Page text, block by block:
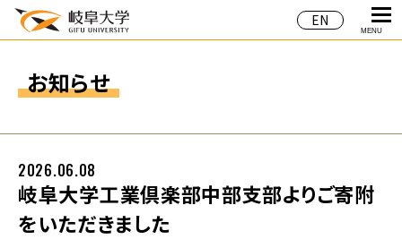
EN
MENU
お知らせ
岐阜大学工業倶楽部中部支部よりご寄附
をいただきました
2026.06.08